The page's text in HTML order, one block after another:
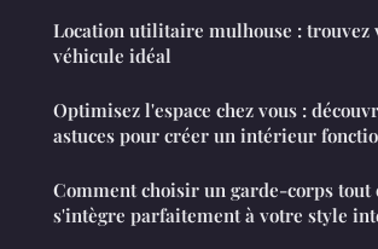
Location utilitaire mulhouse : trouvez
véhicule idéal
Optimisez l'espace chez vous :
astuces pour créer un intérieur
Comment choisir un garde-corps tout
s'intègre parfaitement à votre style